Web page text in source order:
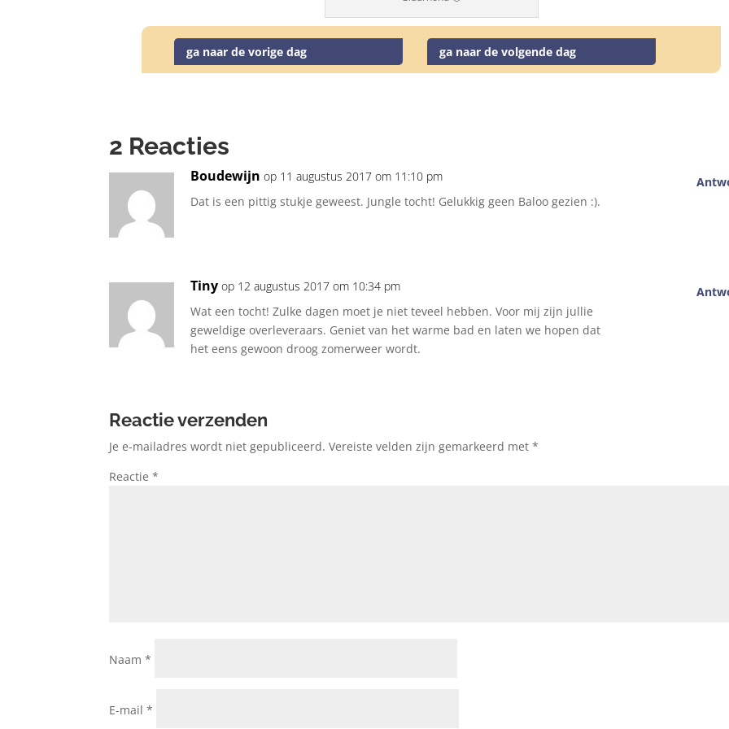
ga naar de vorige dag ga naar de volgende dag
2 Reacties
Boudewijn op 11 augustus 2017 om 11:10 pm
Dat is een pittig stukje geweest. Jungle tocht! Gelukkig geen Baloo gezien :).
Tiny op 12 augustus 2017 om 10:34 pm
Wat een tocht! Zulke dagen moet je niet teveel hebben. Voor mij zijn jullie
geweldige overleveraars. Geniet van het warme bad en laten we hopen dat
het eens gewoon droog zomerweer wordt.
Reactie verzenden
Je e-mailadres wordt niet gepubliceerd. Vereiste velden zijn gemarkeerd met*
Reactie*
Naam*
E-mail*